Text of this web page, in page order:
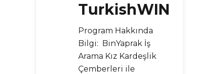
TurkishWIN
Program Hakkında
Bilgi: BinYaprak İş
Arama Kız Kardeşlik
Çemberleri ile